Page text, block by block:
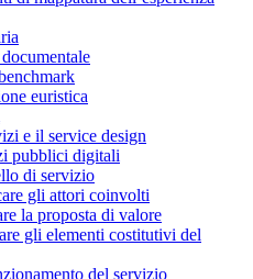
euristica
e il service design
pubblici digitali
di servizio
gli attori coinvolti
la proposta di valore
gli elementi costitutivi del
del servizio